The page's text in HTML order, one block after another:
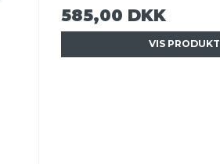
585,00 DKK
VIS PRODUKT